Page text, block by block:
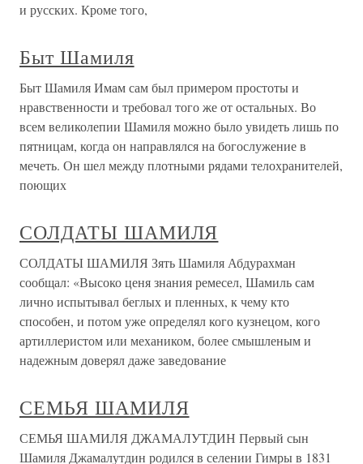
и русских. Кроме того,
Быт Шамиля
Быт Шамиля Имам сам был примером простоты и
нравственности и требовал того же от остальных. Во
всем великолепии Шамиля можно было увидеть лишь по
пятницам, когда он направлялся на богослужение в
мечеть. Он шел между плотными рядами телохранителей,
поющих
СОЛДАТЫ ШАМИЛЯ
СОЛДАТЫ ШАМИЛЯ Зять Шамиля Абдурахман
сообщал: «Высоко ценя знания ремесел, Шамиль сам
лично испытывал беглых и пленных, к чему кто
способен, и потом уже определял кого кузнецом, кого
артиллеристом или механиком, более смышленым и
надежным доверял даже заведование
СЕМЬЯ ШАМИЛЯ
СЕМЬЯ ШАМИЛЯ ДЖАМАЛУТДИН Первый сын
Шамиля Джамалутдин родился в селении Гимры в 1831